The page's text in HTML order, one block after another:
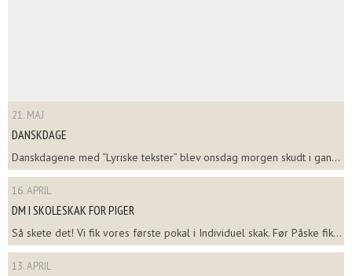
21. MAJ
DANSKDAGE
Danskdagene med “Lyriske tekster” blev onsdag morgen skudt i gan...
16. APRIL
DM I SKOLESKAK FOR PIGER
Så skete det! Vi fik vores første pokal i Individuel skak. Før Påske fik...
13. APRIL